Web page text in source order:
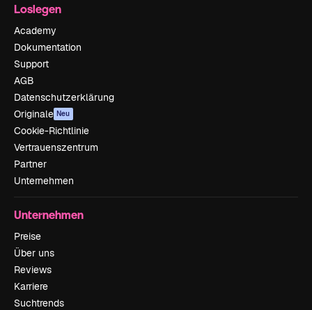
Loslegen
Academy
Dokumentation
Support
AGB
Datenschutzerklärung
Originale Neu
Cookie-Richtlinie
Vertrauenszentrum
Partner
Unternehmen
Unternehmen
Preise
Über uns
Reviews
Karriere
Suchtrends